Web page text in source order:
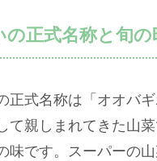
の正式名称と旬の
正式名称は「オオバ
て親しまれてきた山
味です。スーパーの